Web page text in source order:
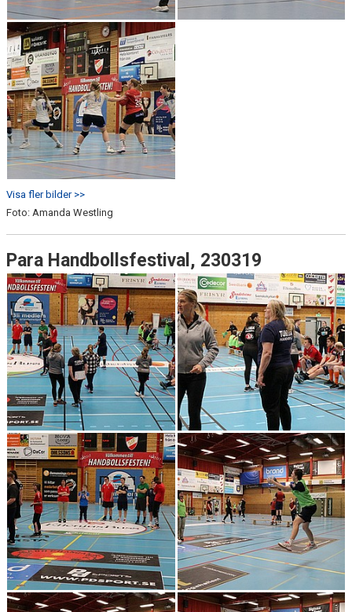
Visa fler bilder >>
Foto: Amanda Westling
Para Handbollsfestival, 230319